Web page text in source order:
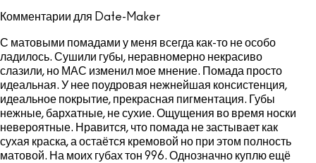
Комментарии для Date-Maker
С матовыми помадами у меня всегда как-то не особо
ладилось. Сушили губы, неравномерно некрасиво
слазили, но МАС изменил мое мнение. Помада просто
идеальная. У нее поудровая нежнейшая консистенция,
идеальное покрытие, прекрасная пигментация. Губы
нежные, бархатные, не сухие. Ощущения во время носки
невероятные. Нравится, что помада не застывает как
сухая краска, а остаётся кремовой но при этом полность
матовой. На моих губах тон 996. Однозначно куплю ещё